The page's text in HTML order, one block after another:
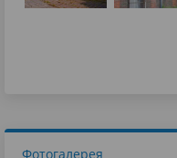
Фотогалерея